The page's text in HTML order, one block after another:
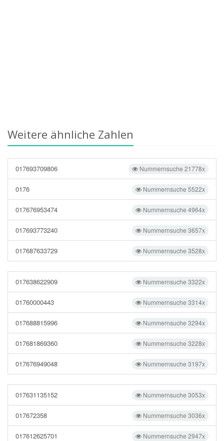
Weitere ähnliche Zahlen
Nummernsuche 21778x
017693709806
Nummernsuche 5522x
0176
Nummernsuche 4964x
017676953474
Nummernsuche 3657x
017693773240
Nummernsuche 3528x
017687633729
Nummernsuche 3322x
017638622909
Nummernsuche 3314x
01760000443
Nummernsuche 3294x
017688815996
Nummernsuche 3228x
017681869360
Nummernsuche 3197x
017676949048
Nummernsuche 3053x
017631135152
Nummernsuche 3036x
017672358
Nummernsuche 2947x
017612625701